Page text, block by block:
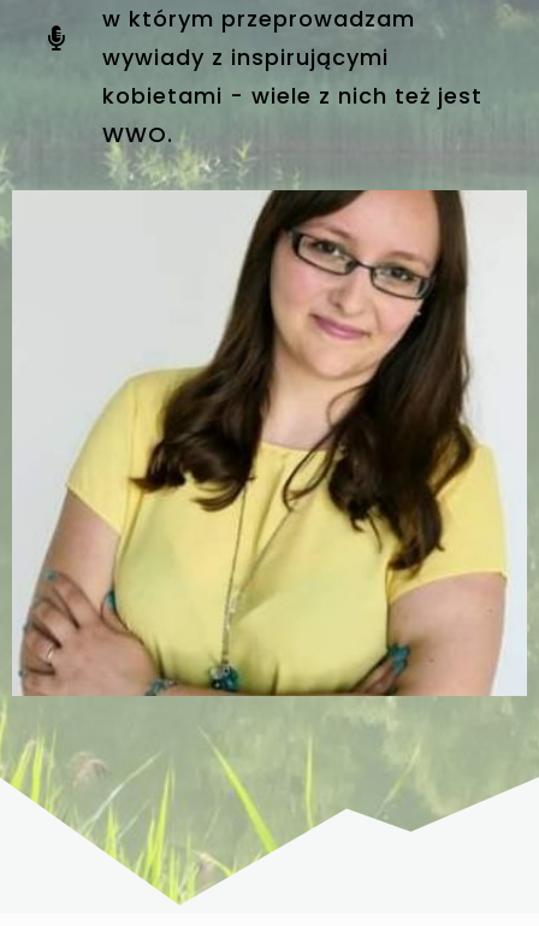
w którym przeprowadzam
wywiady z inspirującymi
kobietami - wiele z nich też jest
WWO.